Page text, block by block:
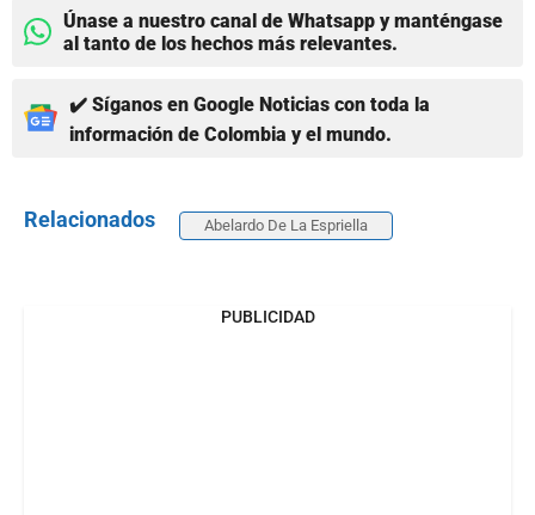
Únase a nuestro canal de Whatsapp y manténgase
al tanto de los hechos más relevantes.
✔️ Síganos en Google Noticias con toda la
información de Colombia y el mundo.
Relacionados Abelardo De La Espriella
PUBLICIDAD